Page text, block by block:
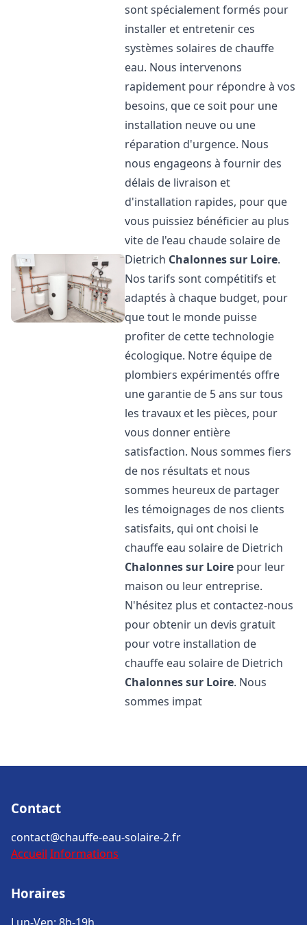
sont spécialement formés pour
installer et entretenir ces
systèmes solaires de chauffe
eau. Nous intervenons
rapidement pour répondre à vos
besoins, que ce soit pour une
installation neuve ou une
réparation d'urgence. Nous
nous engageons à fournir des
délais de livraison et
d'installation rapides, pour que
vous puissiez bénéficier au plus
vite de l'eau chaude solaire de
Dietrich Chalonnes sur Loire.
Nos tarifs sont compétitifs et
adaptés à chaque budget, pour
que tout le monde puisse
profiter de cette technologie
écologique. Notre équipe de
plombiers expérimentés offre
une garantie de 5 ans sur tous
les travaux et les pièces, pour
vous donner entière
satisfaction. Nous sommes fiers
de nos résultats et nous
sommes heureux de partager
les témoignages de nos clients
satisfaits, qui ont choisi le
chauffe eau solaire de Dietrich
Chalonnes sur Loire pour leur
maison ou leur entreprise.
N'hésitez plus et contactez-nous
pour obtenir un devis gratuit
pour votre installation de
chauffe eau solaire de Dietrich
Chalonnes sur Loire. Nous
sommes impat
Contact
contact@chauffe-eau-solaire-2.fr
Accueil Informations
Horaires